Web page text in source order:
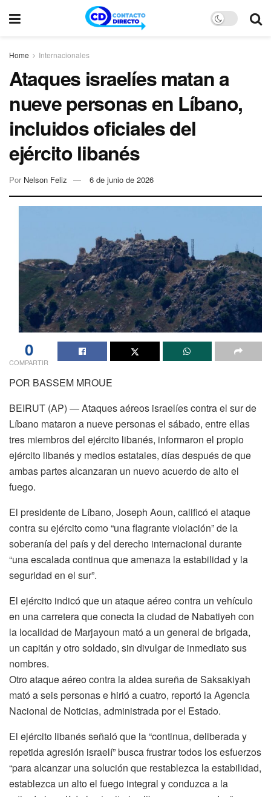
Home Internacionales
Ataques israelíes matan a
nueve personas en Líbano,
incluidos oficiales del
ejército libanés
Por Nelson Feliz 6 de junio de 2026
0
COMPARTIR
POR BASSEM MROUE
BEIRUT (AP) — Ataques aéreos israelíes contra el sur de
Líbano mataron a nueve personas el sábado, entre ellas
tres miembros del ejército libanés, informaron el propio
ejército libanés y medios estatales, días después de que
ambas partes alcanzaran un nuevo acuerdo de alto el
fuego.
El presidente de Líbano, Joseph Aoun, calificó el ataque
contra su ejército como “una flagrante violación” de la
soberanía del país y del derecho internacional durante
“una escalada continua que amenaza la estabilidad y la
seguridad en el sur”.
El ejército indicó que un ataque aéreo contra un vehículo
en una carretera que conecta la ciudad de Nabatiyeh con
la localidad de Marjayoun mató a un general de brigada,
un capitán y otro soldado, sin divulgar de inmediato sus
nombres.
Otro ataque aéreo contra la aldea sureña de Saksakiyah
mató a seis personas e hirió a cuatro, reportó la Agencia
Nacional de Noticias, administrada por el Estado.
El ejército libanés señaló que la “continua, deliberada y
repetida agresión israelí” busca frustrar todos los esfuerzos
“para alcanzar una solución que restablezca la estabilidad,
establezca un alto el fuego integral y conduzca a la